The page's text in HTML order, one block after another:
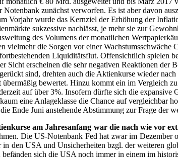
zunächst verworfen. Es ist aber davon
Vorjahr wurde das Kernziel der Erhöhung der
sukzessive nachlässt, je mehr sie zur
des Volumens der monatlichen
vielmehr die Sorgen vor einer
Liquiditätsflut. Offensichtlich spielen
erscheinen die sehr negativen Reaktionen
sind, drehten auch die Aktienkurse wieder
bewertet. Hinzu kommt ein im Vergleich
auf über 3%. Insofern dürfte sich die
eine Anlageklasse die Chance auf vergleichbar
Ende Juni anstehende Abstimmung zur Frage
am Jahresanfang war die nach wie vor
Die US-Notenbank Fed hat zwar im
den USA und Unsicherheiten bzgl. der weiteren
sich die USA noch immer in einem im